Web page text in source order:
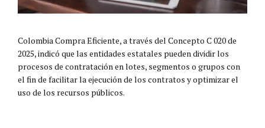
Colombia Compra Eficiente, a través del Concepto C 020 de
2025, indicó que las entidades estatales pueden dividir los
procesos de contratación en lotes, segmentos o grupos con
el fin de facilitar la ejecución de los contratos y optimizar el
uso de los recursos públicos.